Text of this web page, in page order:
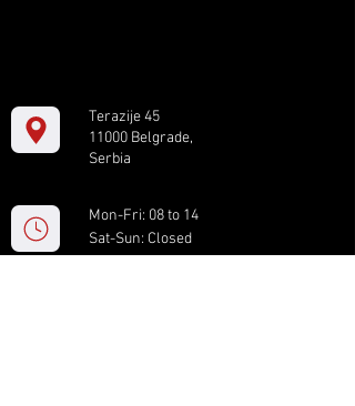
Terazije 45
11000 Belgrade,
Serbia
Mon-Fri: 08 to 14
Sat-Sun: Closed